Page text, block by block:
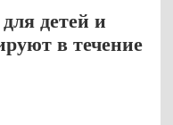
детей и
в течение